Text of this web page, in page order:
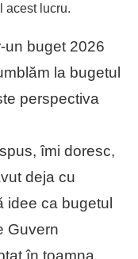
acest lucru.
un buget 2026
la bugetul
perspectiva
îmi doresc,
deja cu
idee ca bugetul
Guvern
în toamna